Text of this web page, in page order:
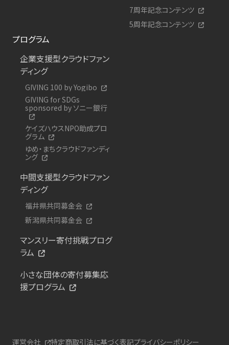
7周年記念コンテンツ
5周年記念コンテンツ
プログラム
企業支援型クラウドファン
ディング
GIVING 100 by Yogibo
GIVING for SDGs
sponsored by ソニー銀行
ケイズハウスNPO助成プロ
グラム
ゆめ・まちクラウドファンディ
ング
中間支援型クラウドファン
ディング
福井県共同募金会
新潟県共同募金会
マンスリー寄付挑戦プログ
ラム
小さな団体の寄付募集応
援プログラム
運営会社 特定商取引法に基づく表記プライバシーポリシー